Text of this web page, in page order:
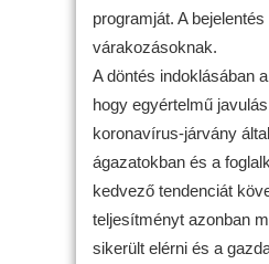
programját. A
várakozásoknak.
A döntés indoklásában
hogy egyértelmű
koronavírus-járvány
ágazatokban és a
kedvező tendenciát
teljesítményt azonban
sikerült elérni és a